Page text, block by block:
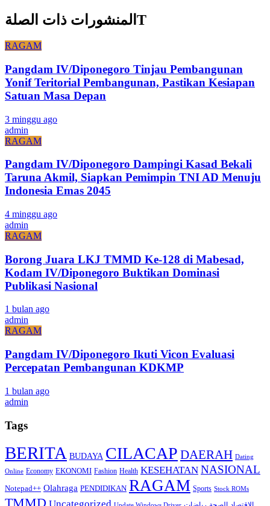
المنشورات ذات الصلةT
RAGAM
Pangdam IV/Diponegoro Tinjau Pembangunan
Yonif Teritorial Pembangunan, Pastikan Kesiapan
Satuan Masa Depan
3 minggu ago
admin
RAGAM
Pangdam IV/Diponegoro Dampingi Kasad Bekali
Taruna Akmil, Siapkan Pemimpin TNI AD Menuju
Indonesia Emas 2045
4 minggu ago
admin
RAGAM
Borong Juara LKJ TMMD Ke-128 di Mabesad,
Kodam IV/Diponegoro Buktikan Dominasi
Publikasi Nasional
1 bulan ago
admin
RAGAM
Pangdam IV/Diponegoro Ikuti Vicon Evaluasi
Percepatan Pembangunan KDKMP
1 bulan ago
admin
Tags
BERITA BUDAYA CILACAP DAERAH Dating
Online Economy EKONOMI Fashion Health KESEHATAN NASIONAL
Notepad++ Olahraga PENDIDIKAN RAGAM Sports Stock ROMs
TMMD